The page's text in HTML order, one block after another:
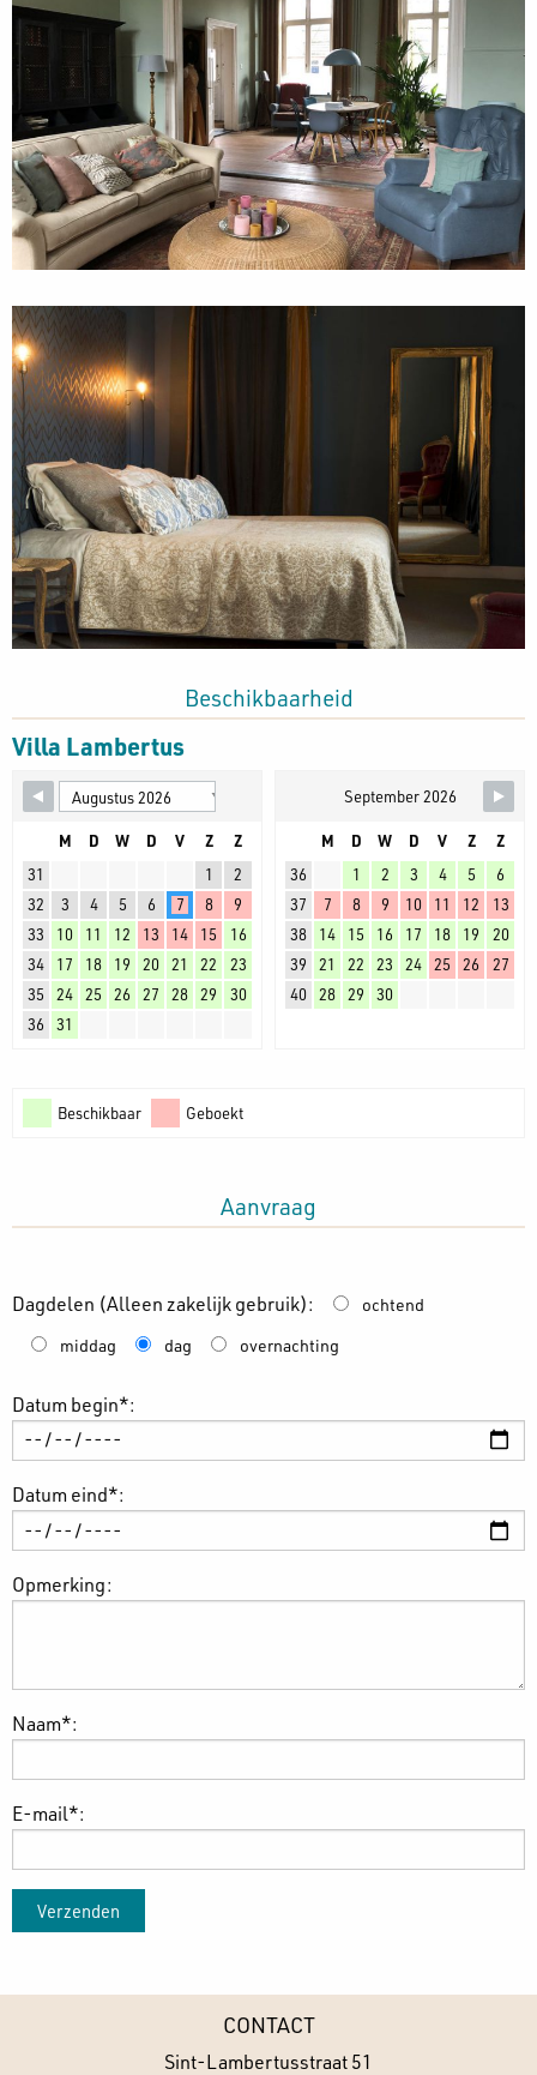
Beschikbaarheid
Villa Lambertus
M D W D V Z Z
31 1
2
32
3 4 5 6 7 8
9
33
10 11 12 13 14 15
16
34
17 18 19 20 21 22
23
35
24 25 26 27 28 29
30
36
31
September 2026
M D W D V Z Z
36 1 2 3 4 5
6
37
7 8 9 10 11 12
13
38
14 15 16 17 18 19
20
39
21 22 23 24 25 26
27
40
28 29 30
Beschikbaar Geboekt
Aanvraag
Dagdelen (Alleen zakelijk gebruik):
ochtend
middag
dag overnachting
Datum begin*:
Datum eind*:
Opmerking:
Naam*:
E-mail*:
CONTACT
Sint-Lambertusstraat 51